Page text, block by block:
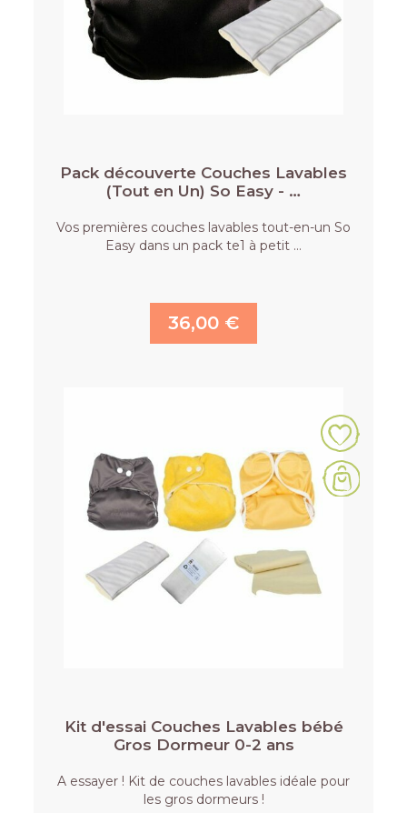
Pack découverte Couches Lavables
(Tout en Un) So Easy - …
Vos premières couches lavables tout-en-un So
Easy dans un pack te1 à petit …
36,00 €
Kit d'essai Couches Lavables bébé
Gros Dormeur 0-2 ans
A essayer ! Kit de couches lavables idéale pour
les gros dormeurs !